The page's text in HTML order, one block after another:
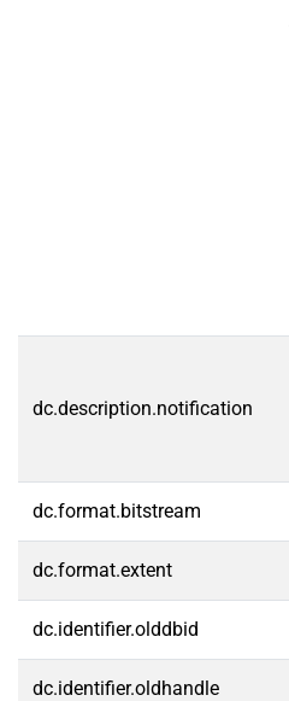
dc.description.notification
dc.format.bitstream
dc.format.extent
dc.identifier.olddbid
dc.identifier.oldhandle